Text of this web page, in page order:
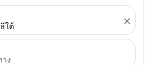
ใต้
close
าง